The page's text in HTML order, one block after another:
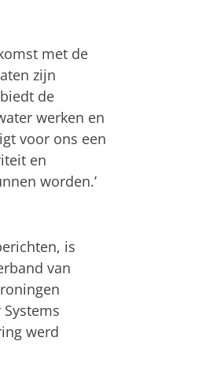
met de
zijn
de
werken en
voor ons een
en
worden.’
is
van
werd